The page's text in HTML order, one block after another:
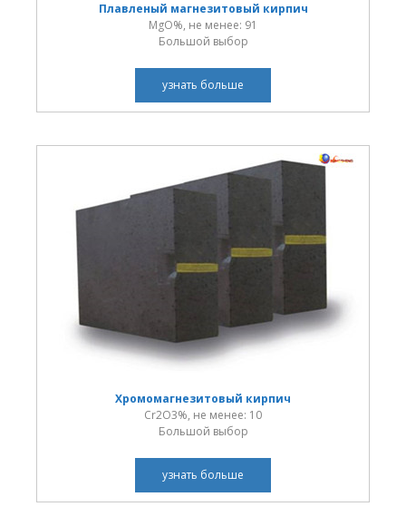
Плавленый магнезитовый кирпич
MgO%, не менее: 91
Большой выбор
узнать больше
Хромомагнезитовый кирпич
Cr2O3%, не менее: 10
Большой выбор
узнать больше